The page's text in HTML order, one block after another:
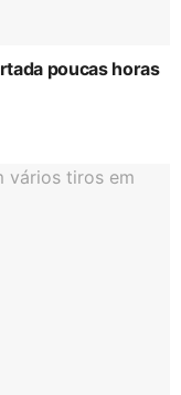
poucas horas